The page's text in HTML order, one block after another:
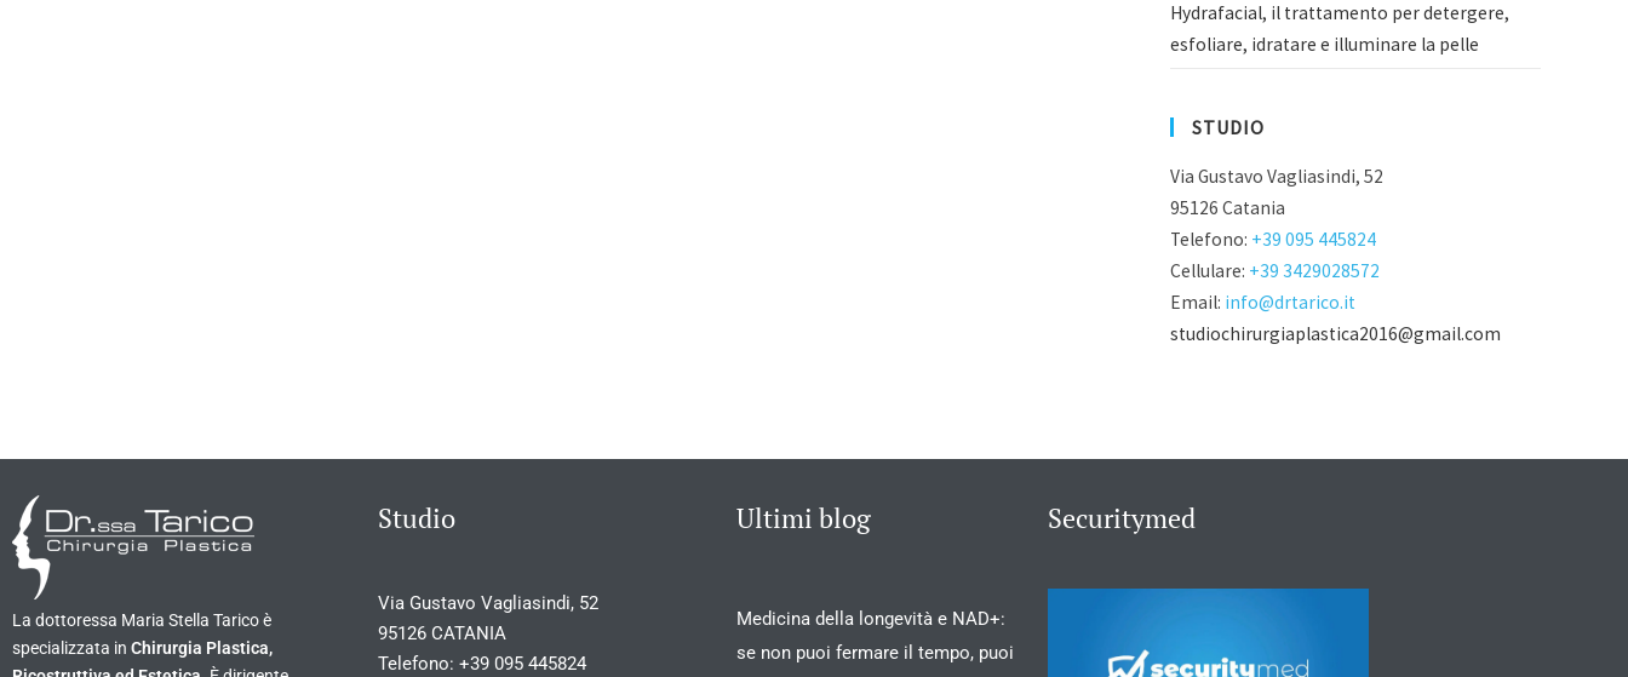
Hydrafacial, il trattamento per detergere,
esfoliare, idratare e illuminare la pelle
STUDIO
Via Gustavo Vagliasindi, 52
95126 Catania
Telefono: +39 095 445824
Cellulare: +39 3429028572
Email: info@drtarico.it
studiochirurgiaplastica2016@gmail.com
La dottoressa Maria Stella Tarico è
specializzata in Chirurgia Plastica,
Studio
Via Gustavo Vagliasindi, 52
95126 CATANIA
Telefono:+39 095 445824
Ultimi blog
Medicina della longevità e NAD+:
se non puoi fermare il tempo, puoi
Securitymed